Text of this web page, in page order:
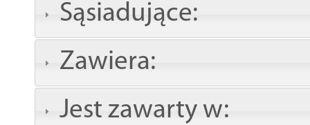
Sąsiadujące:
Zawiera:
Jest zawarty w: